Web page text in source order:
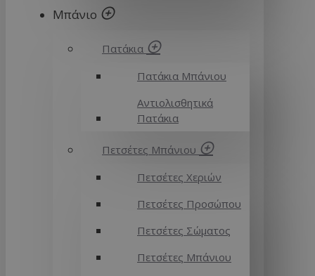
Μπάνιο
Πατάκια
Πατάκια Μπάνιου
Αντιολισθητικά
Πατάκια
Πετσέτες Μπάνιου
Πετσέτες Χεριών
Πετσέτες Προσώπου
Πετσέτες Σώματος
Πετσέτες Μπάνιου